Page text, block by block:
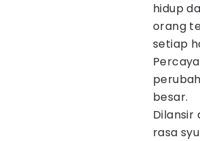
hidup
orang
setiap
besar.
Dilansir
rasa